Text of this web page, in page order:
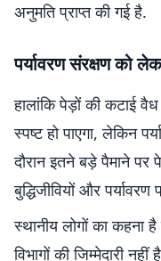
अनुमति प्राप्त की गई है.
पर्यावरण संरक्षण को
हालांकि पेड़ों की कटाई
स्पष्ट हो पाएगा, लेकिन
दौरान इतने बड़े पैमाने पर
बुद्धिजीवियों और
स्थानीय लोगों का कहना
विभागों की जिम्मेदारी